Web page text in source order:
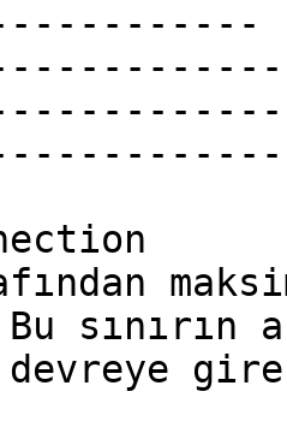
sınırın